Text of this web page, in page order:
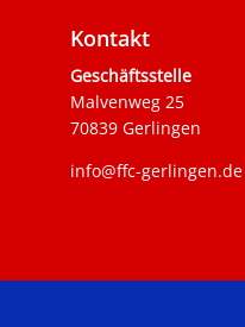
Kontakt
Geschäftsstelle
Malvenweg 25
70839 Gerlingen
info@ffc-gerlingen.de